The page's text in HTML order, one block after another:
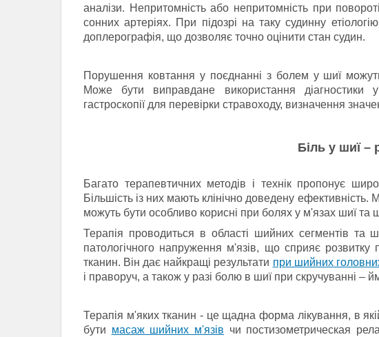
аналізи. Непритомність або непритомність при
сонних артеріях. При підозрі на таку судинну
доплерографія, що дозволяє точно оцінити стан судин.
Порушення ковтання у поєднанні з болем у шиї
Може бути виправдане використання діагностики
гастроскопії для перевірки стравоходу, визначення
Біль у шиї –
Багато терапевтичних методів і технік пропонує
Більшість із них мають клінічно доведену ефективність.
можуть бути особливо корисні при болях у м'язах шиї та
Терапія проводиться в області шийних сегментів та
патологічного напруження м'язів, що сприяє
тканин. Він дає найкращі результати при шийних
і праворуч, а також у разі болю в шиї при скручуванні –
Терапія м'яких тканин - це щадна форма лікування, в
бути масаж шийних м'язів чи постизометрическая